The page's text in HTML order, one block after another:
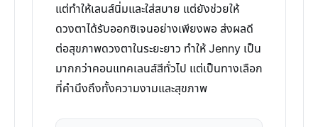
แต่ทำให้เลนส์นิ่มและใส่สบาย แต่ยังช่วยให้
ดวงตาได้รับออกซิเจนอย่างเพียงพอ ส่งผลดี
ต่อสุขภาพดวงตาในระยะยาว ทำให้ Jenny เป็น
มากกว่าคอนแทคเลนส์สีทั่วไป แต่เป็นทางเลือก
ที่คำนึงถึงทั้งความงามและสุขภาพ